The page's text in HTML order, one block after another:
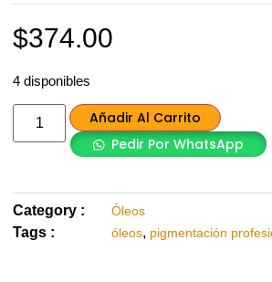
$374.00
4 disponibles
Añadir Al Carrito
Pedir Por WhatsApp
Category : Óleos
Tags : óleos, pigmentación